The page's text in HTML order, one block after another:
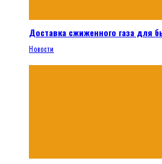
Доставка сжиженного газа для
Новости